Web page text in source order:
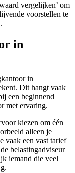
vergelijken’ om
voorstellen te
in
in
Dit hangt vaak
een beginnend
met ervaring.
kiezen om één
alleen je
vaak een vast tarief
belastingadviseur
iemand die veel